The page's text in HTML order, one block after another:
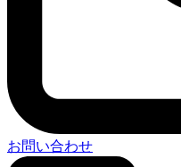
お問い合わせ